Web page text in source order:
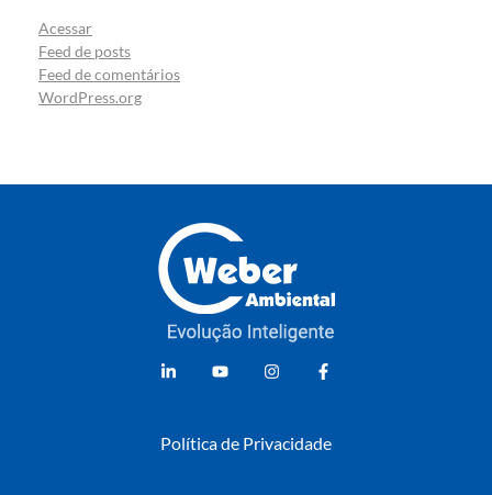
Acessar
Feed de posts
Feed de comentários
WordPress.org
Política de Privacidade